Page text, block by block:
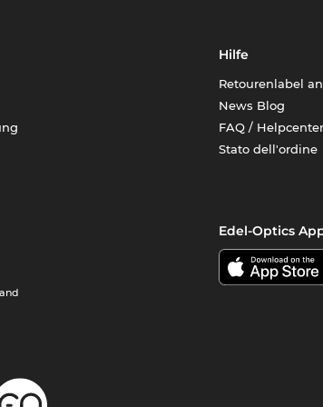
Hilfe
Retourenlabel
News Blog
FAQ / Helpcenter
Stato dell'ordine
Edel-Optics